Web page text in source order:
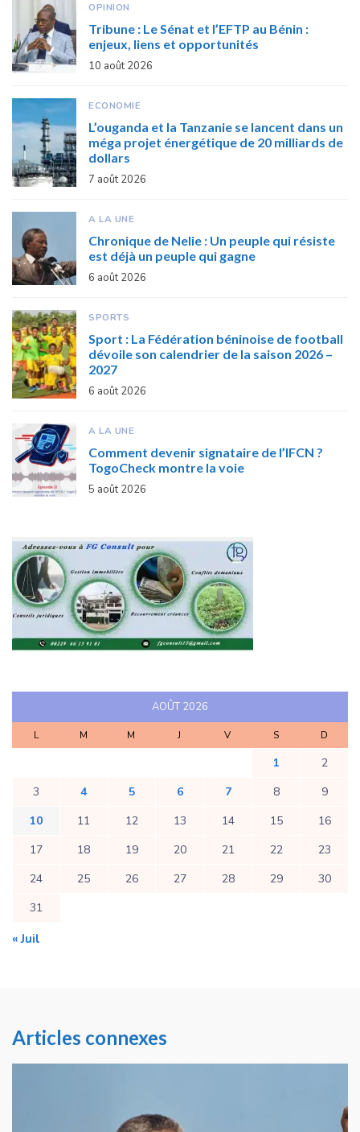
OPINION
Tribune : Le Sénat et l’EFTP au Bénin :
enjeux, liens et opportunités
10 août 2026
ECONOMIE
L’ouganda et la Tanzanie se lancent dans un
méga projet énergétique de 20 milliards de
dollars
7 août 2026
A LA UNE
Chronique de Nelie : Un peuple qui résiste
est déjà un peuple qui gagne
6 août 2026
SPORTS
Sport : La Fédération béninoise de football
dévoile son calendrier de la saison 2026 –
2027
6 août 2026
A LA UNE
Comment devenir signataire de l’IFCN ?
TogoCheck montre la voie
5 août 2026
AOÛT 2026
L M M J V S D
1
2
3
4 5 6 7 8
9
10
11 12 13 14 15
16
17
18 19 20 21 22
23
24
25 26 27 28 29
30
31
« Juil
Articles connexes